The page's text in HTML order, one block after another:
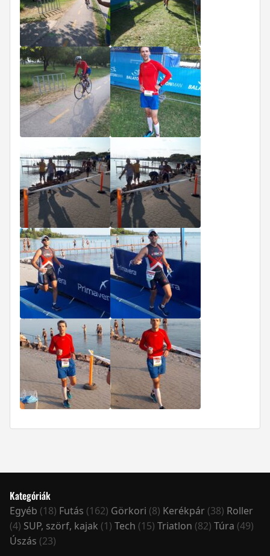
Kategóriák
Egyéb (18) Futás (162) Görkori (8) Kerékpár (38) Roller
(4) SUP, szörf, kajak (1) Tech (15) Triatlon (82) Túra (49)
Úszás (23)